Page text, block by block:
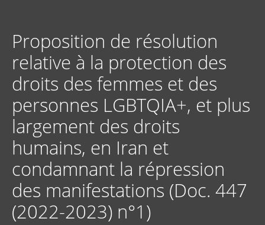
principal
Proposition de résolution
relative à la protection des
droits des femmes et des
personnes LGBTQIA+, et plus
largement des droits
humains, en Iran et
condamnant la répression
des manifestations (Doc. 447
(2022-2023) n°1)